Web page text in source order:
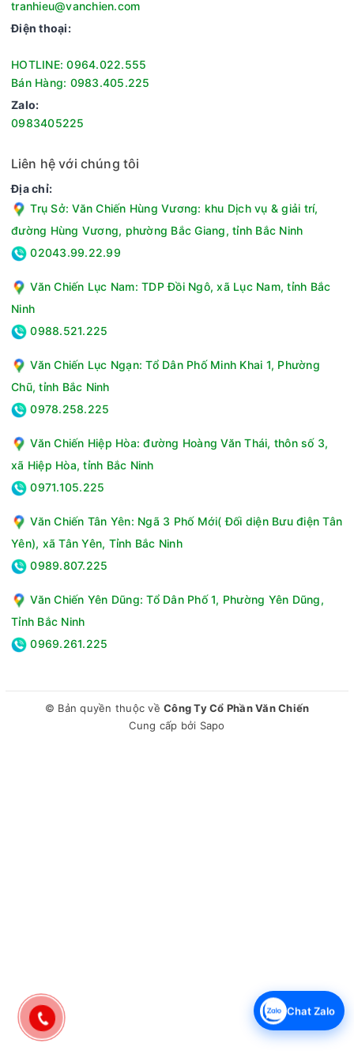
Bàn ủi hơi nước Panasonic NI-GWE080WRA gia dụng hiện
đại, đơn giản hóa công việc ủi đồ, tiện lợi hơn, nhanh chóng
hơn, hỗ trợ tốt hơn cho người dùng.
Thông số kỹ thuật Bàn là hơi nước đứng Panasonic NI-
GWE080WRA
Công suất:2140W
Bình nước:2 lít
Mặt đế:Nhựa
Chiều dài dây điện:149 cm
Tiện ích:Ủi quần áo treo, Tự làm sạch - chống đóng cặn,
Điều chỉnh được chiều cao, Chống nhỏ giọt
Kích thước - Khối lượng:Ngang 31 cm - Cao 84 - 169 cm -
Sâu 31.5 cm - Nặng 3.9 kg
Thương hiệu của:Nhật Bản
Sản xuất tại:Trung Quốc
Hãng:Panasonic.
tranhieu@vanchien.com
Điện thoại:
HOTLINE: 0964.022.555
Bán Hàng: 0983.405.225
Zalo:
0983405225
Liên hệ với chúng tôi
Địa chỉ:
Trụ Sở: Văn Chiến Hùng Vương: khu Dịch vụ & giải trí,
đường Hùng Vương, phường Bắc Giang, tỉnh Bắc Ninh
02043.99.22.99
Văn Chiến Lục Nam: TDP Đồi Ngô, xã Lục Nam, tỉnh Bắc
Ninh
0988.521.225
Văn Chiến Lục Ngạn: Tổ Dân Phố Minh Khai 1, Phường
Chũ, tỉnh Bắc Ninh
0978.258.225
Văn Chiến Hiệp Hòa: đường Hoàng Văn Thái, thôn số 3,
xã Hiệp Hòa, tỉnh Bắc Ninh
0971.105.225
Văn Chiến Tân Yên: Ngã 3 Phố Mới( Đối diện Bưu điện Tân
Yên), xã Tân Yên, Tỉnh Bắc Ninh
0989.807.225
Văn Chiến Yên Dũng: Tổ Dân Phố 1, Phường Yên Dũng,
Tỉnh Bắc Ninh
0969.261.225
© Bản quyền thuộc về Công Ty Cổ Phần Văn Chiến
Cung cấp bởi Sapo
Chat Zalo